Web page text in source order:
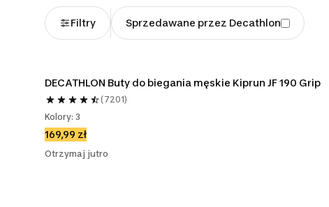
Filtry Sprzedawane przez Decathlon
DECATHLON Buty do biegania męskie Kiprun JF 190 Grip
(7201)
Kolory: 3
169,99 zł
Otrzymaj jutro